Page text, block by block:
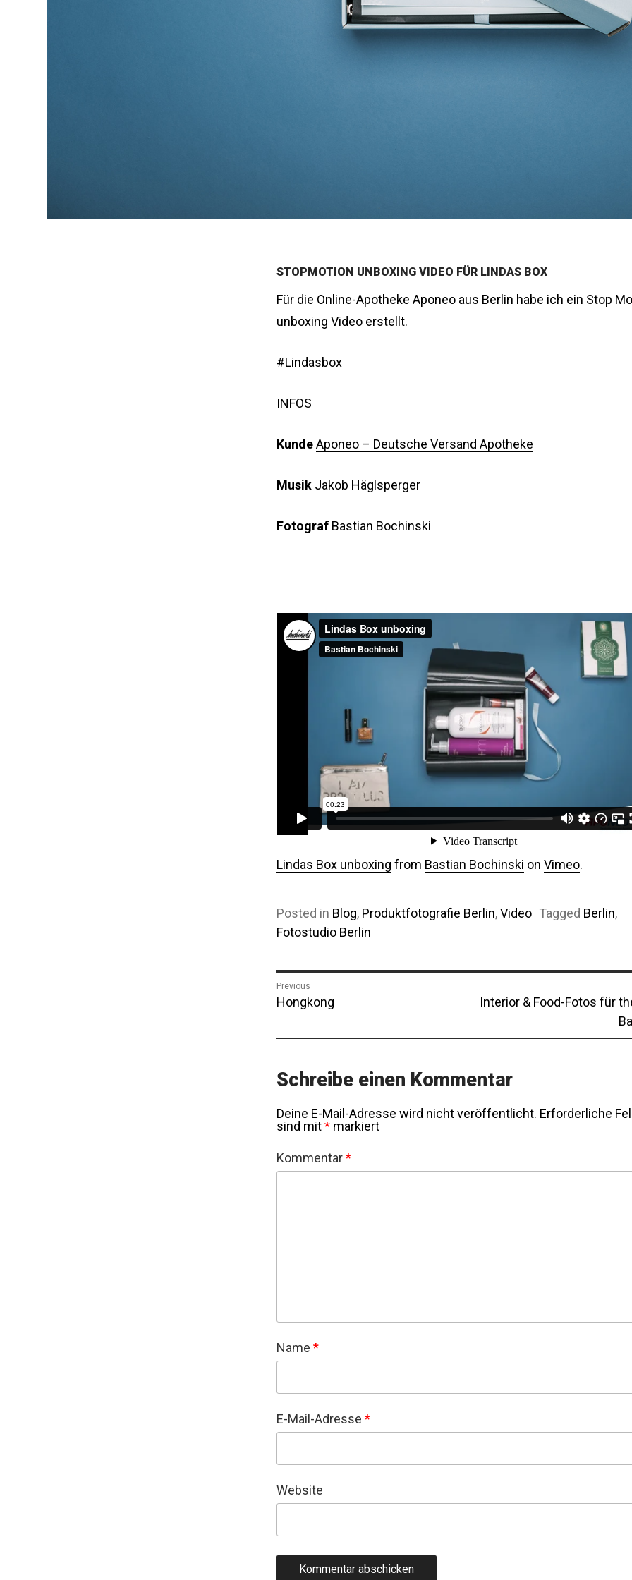
STOPMOTION UNBOXING VIDEO FÜR LINDAS BOX
Für die Online-Apotheke Aponeo aus Berlin habe ich ein Stop
unboxing Video erstellt.
#Lindasbox
INFOS
KundeAponeo – Deutsche Versand Apotheke
Musik Jakob Häglsperger
Fotograf Bastian Bochinski
Lindas Box unboxing from Bastian Bochinski on Vimeo.
Posted in Blog, Produktfotografie Berlin,Video Tagged Berlin,
Fotostudio Berlin
Beitragsnavigation
Previous
Previous
Hongkong
Next
Interior & Food-Fotos für
Schreibe einen Kommentar
Deine E-Mail-Adresse wird nicht veröffentlicht. Erforderliche
sind mit* markiert
Kommentar*
Name *
E-Mail-Adresse *
Website